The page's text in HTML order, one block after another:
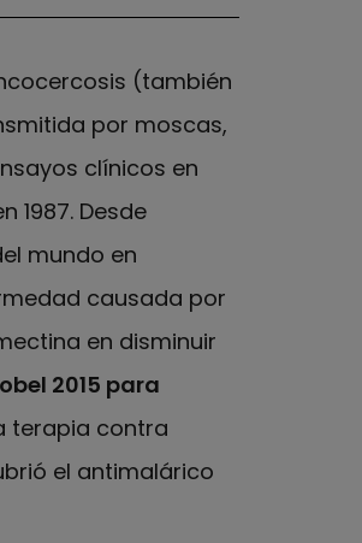
(también
por moscas,
clínicos en
1987. Desde
mundo en
causada por
en disminuir
2015 para
terapia contra
el antimalárico